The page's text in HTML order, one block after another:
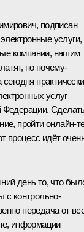
подписан
услуги,
компании, нашим
но почему-
практически
услуг
Федерации.
пройти онлайн-
процесс идёт
день то, что
с контрольно-
передача от
информации